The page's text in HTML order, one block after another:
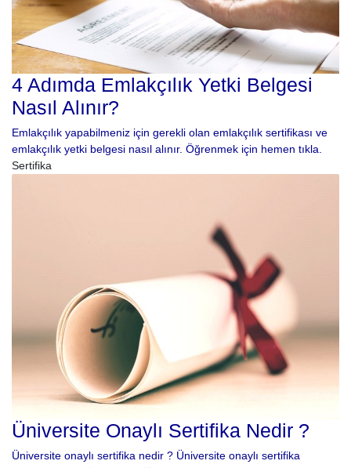
4 Adımda Emlakçılık Yetki Belgesi
Nasıl Alınır?
Emlakçılık yapabilmeniz için gerekli olan emlakçılık sertifikası ve
emlakçılık yetki belgesi nasıl alınır. Öğrenmek için hemen tıkla.
Sertifika
Üniversite Onaylı Sertifika Nedir ?
Üniversite onaylı sertifika nedir ? Üniversite onaylı sertifika